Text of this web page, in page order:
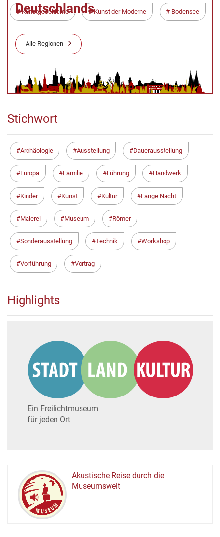
Kunstgeschichte Kunst der Moderne Bodensee
Deutschlands
Alle Regionen
Stichwort
Archäologie Ausstellung Dauerausstellung
Europa Familie Führung Handwerk
Kinder Kunst Kultur Lange Nacht
Malerei Museum Römer
Sonderausstellung Technik Workshop
Vorführung Vortrag
Highlights
Ein Freilichtmuseum
für jeden Ort
MUSEUM
Akustische Reise durch die
Museumswelt